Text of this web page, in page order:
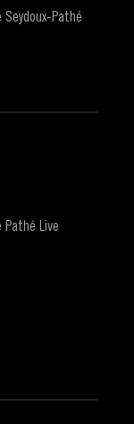
Seydoux-Pathé
Live